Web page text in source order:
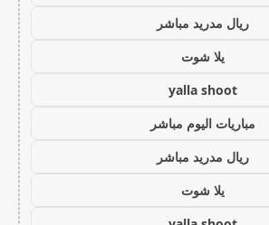
ريال مدريد مباشر
يلا شوت
yalla shoot
مباريات اليوم مباشر
ريال مدريد مباشر
يلا شوت